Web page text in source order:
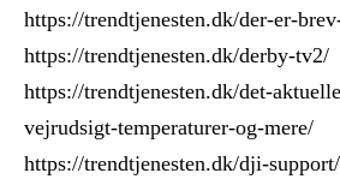
https://trendtjenesten.dk/der-er-
https://trendtjenesten.dk/derby-tv2/
https://trendtjenesten.dk/det-
vejrudsigt-temperaturer-og-mere/
https://trendtjenesten.dk/dji-support/